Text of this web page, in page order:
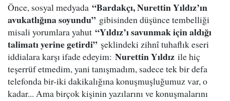
Önce, sosyal medyada “Bardakçı, Nurettin Yıldız’ın
avukatlığına soyundu” gibisinden düşünce tembelliği
misali yorumlara yahut “Yıldız’ı savunmak için aldığı
talimatı yerine getirdi” şeklindeki zihnî tuhaflık eseri
iddialara karşı ifade edeyim: Nurettin Yıldız ile hiç
teşerrüf etmedim, yani tanışmadım, sadece tek bir defa
telefonda bir-iki dakikalığına konuşmuşluğumuz var, o
kadar... Ama birçok kişinin yazılarını ve konuşmalarını